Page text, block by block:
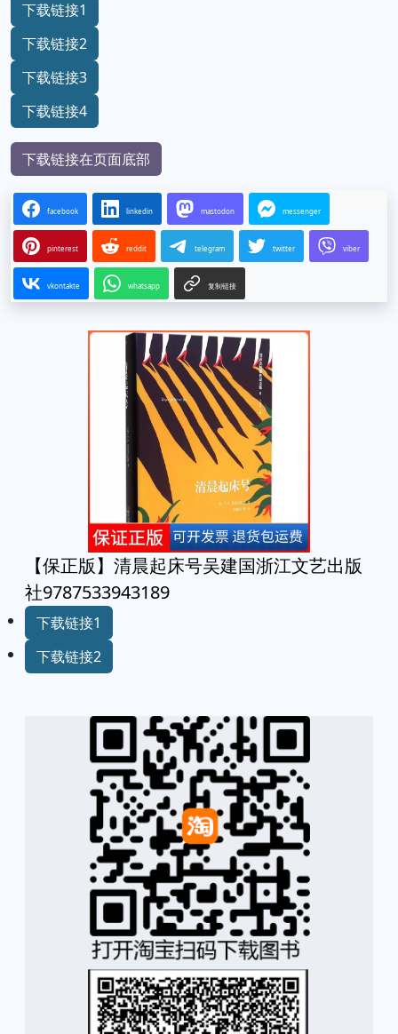
下载链接1
下载链接2
下载链接3
下载链接4
下载链接在页面底部
facebook linkedin mastodon messenger
pinterest reddit telegram twitter viber
vkontakte whatsapp 复制链接
【保正版】清晨起床号吴建国浙江文艺出版
社9787533943189
下载链接1
下载链接2